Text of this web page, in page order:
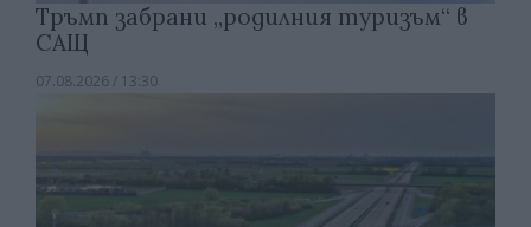
Тръмп забрани „родилния туризъм“ в
САЩ
07.08.2026 / 13:30